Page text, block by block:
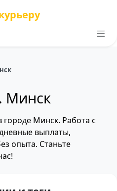
Минск
городе Минск. Работа с
выплаты,
опыта. Станьте